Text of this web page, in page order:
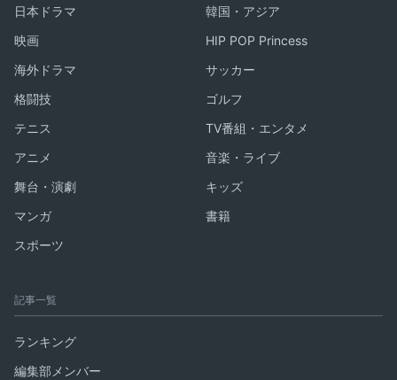
日本ドラマ
韓国・アジア
映画
HIP POP Princess
海外ドラマ
サッカー
格闘技
ゴルフ
テニス
TV番組・エンタメ
アニメ
音楽・ライブ
舞台・演劇
キッズ
マンガ
書籍
スポーツ
記事一覧
ランキング
編集部メンバー